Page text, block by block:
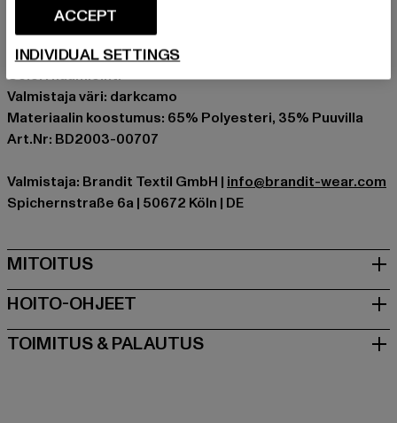
Tilaisuus: Arkivaatteet, Basic
Tuotemerkki: Brandit
Kategoria: Shortsit
Color: naamiointi
Valmistaja väri: darkcamo
Materiaalin koostumus: 65% Polyesteri, 35% Puuvilla
Art.Nr: BD2003-00707
Valmistaja: Brandit Textil GmbH | info@brandit-wear.com
Spichernstraße 6a | 50672 Köln | DE
MITOITUS
HOITO-OHJEET
TOIMITUS & PALAUTUS
ACCEPT
INDIVIDUAL SETTINGS